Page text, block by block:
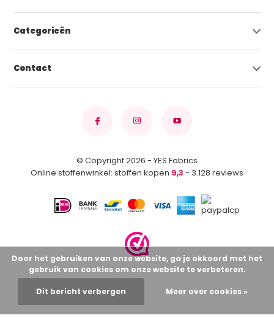
Categorieën
Contact
© Copyright 2026 - YES Fabrics
Online stoffenwinkel: stoffen kopen 9,3 - 3.128 reviews
Door het gebruiken van onze website, ga je akkoord met het
gebruik van cookies om onze website te verbeteren.
Dit bericht verbergen Meer over cookies »